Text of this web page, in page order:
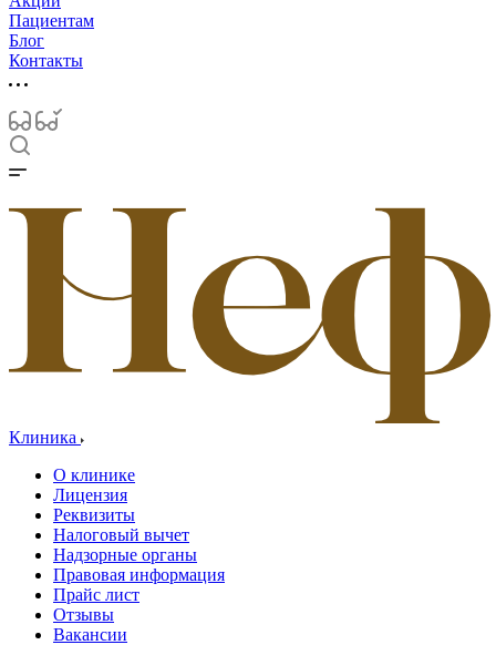
Пациентам
Блог
Контакты
Клиника
О клинике
Лицензия
Реквизиты
Налоговый вычет
Надзорные органы
Правовая информация
Прайс лист
Отзывы
Вакансии